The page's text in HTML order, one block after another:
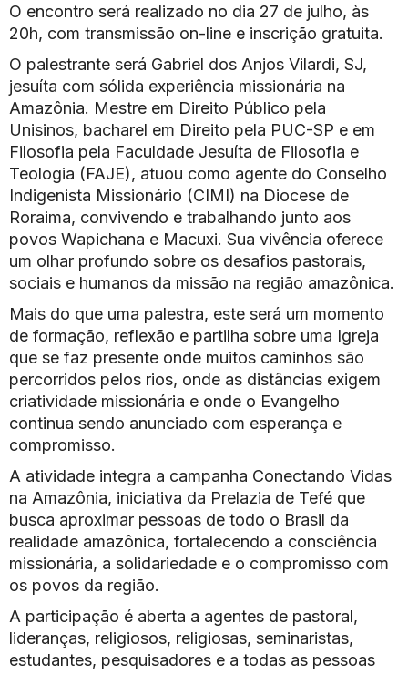
O encontro será realizado no dia 27 de julho, às
20h, com transmissão on-line e inscrição gratuita.
O palestrante será Gabriel dos Anjos Vilardi, SJ,
jesuíta com sólida experiência missionária na
Amazônia. Mestre em Direito Público pela
Unisinos, bacharel em Direito pela PUC-SP e em
Filosofia pela Faculdade Jesuíta de Filosofia e
Teologia (FAJE), atuou como agente do Conselho
Indigenista Missionário (CIMI) na Diocese de
Roraima, convivendo e trabalhando junto aos
povos Wapichana e Macuxi. Sua vivência oferece
um olhar profundo sobre os desafios pastorais,
sociais e humanos da missão na região amazônica.
Mais do que uma palestra, este será um momento
de formação, reflexão e partilha sobre uma Igreja
que se faz presente onde muitos caminhos são
percorridos pelos rios, onde as distâncias exigem
criatividade missionária e onde o Evangelho
continua sendo anunciado com esperança e
compromisso.
A atividade integra a campanha Conectando Vidas
na Amazônia, iniciativa da Prelazia de Tefé que
busca aproximar pessoas de todo o Brasil da
realidade amazônica, fortalecendo a consciência
missionária, a solidariedade e o compromisso com
os povos da região.
A participação é aberta a agentes de pastoral,
lideranças, religiosos, religiosas, seminaristas,
estudantes, pesquisadores e a todas as pessoas